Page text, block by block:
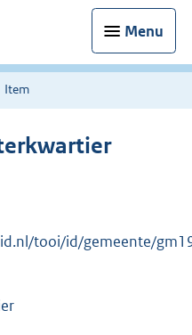
Menu
Item
tooi/id/gemeente/